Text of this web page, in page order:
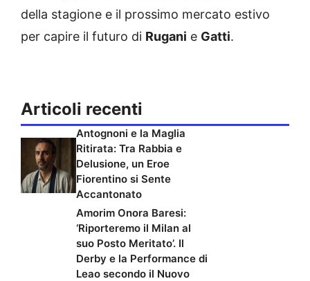
della stagione e il prossimo mercato estivo
per capire il futuro di Rugani e Gatti.
Articoli recenti
Antognoni e la Maglia
Ritirata: Tra Rabbia e
Delusione, un Eroe
Fiorentino si Sente
Accantonato
Amorim Onora Baresi:
‘Riporteremo il Milan al
suo Posto Meritato’. Il
Derby e la Performance di
Leao secondo il Nuovo